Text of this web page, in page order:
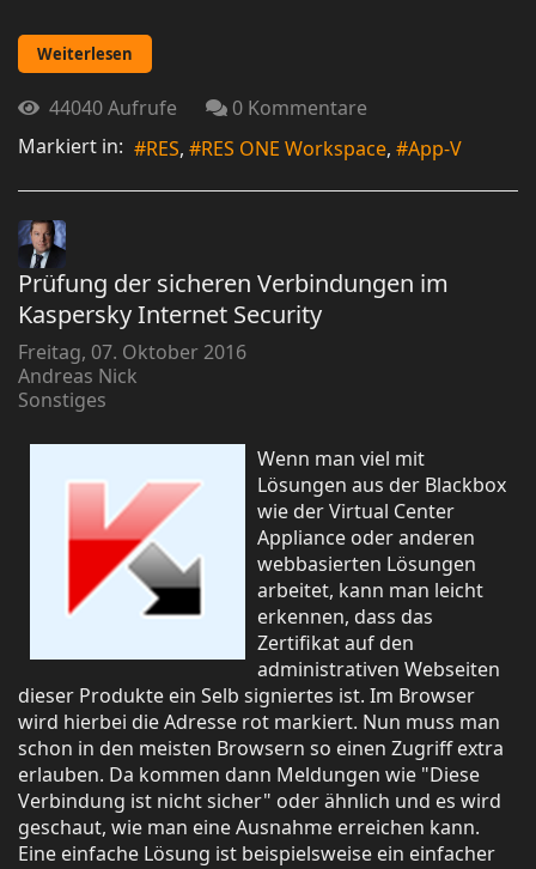
Weiterlesen
44040 Aufrufe
0 Kommentare
Markiert in:
RES RES ONE Workspace App-V
Prüfung der sicheren Verbindungen im
Kaspersky Internet Security
Freitag, 07. Oktober 2016
Andreas Nick
Sonstiges
Wenn man viel mit
Lösungen aus der Blackbox
wie der Virtual Center
Appliance oder anderen
webbasierten Lösungen
arbeitet, kann man leicht
erkennen, dass das
Zertifikat auf den
administrativen Webseiten
dieser Produkte ein Selb signiertes ist. Im Browser
wird hierbei die Adresse rot markiert. Nun muss man
schon in den meisten Browsern so einen Zugriff extra
erlauben. Da kommen dann Meldungen wie "Diese
Verbindung ist nicht sicher" oder ähnlich und es wird
geschaut, wie man eine Ausnahme erreichen kann.
Eine einfache Lösung ist beispielsweise ein einfacher